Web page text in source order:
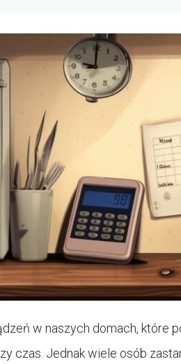
w naszych domach, które
czas. Jednak wiele osób